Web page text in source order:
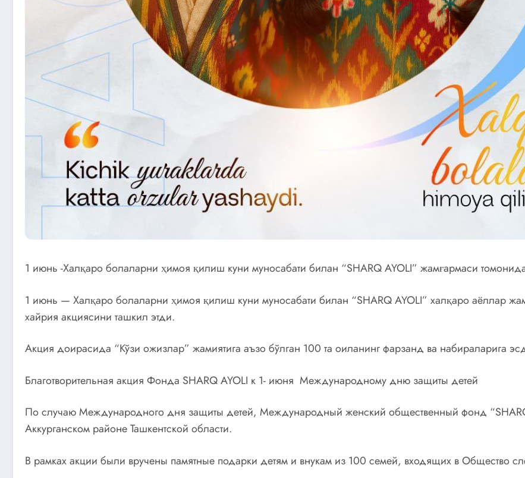
1 июнь -Халқаро болаларни ҳимоя қилиш куни муносабати билан “SHARQ AYOLI” жамғармаси
1 июнь — Халқаро болаларни ҳимоя қилиш куни муносабати билан “SHARQ AYOLI” халқаро аёллар
хайрия акциясини ташкил этди.
Акция доирасида “Кўзи ожизлар” жамиятига аъзо бўлган 100 та оиланинг фарзанд ва набираларига
Благотворительная акция Фонда SHARQ AYOLI к 1- июня Международному дню защиты детей
По случаю Международного дня защиты детей, Международный женский общественный фонд “SHARQ
Аккурганском районе Ташкентской области.
В рамках акции были вручены памятные подарки детям и внукам из 100 семей, входящих в Общество